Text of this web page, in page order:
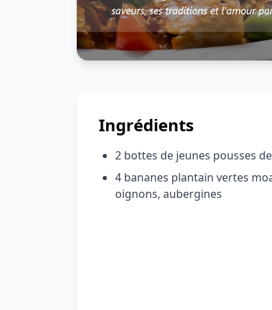
Ingrédients
2 bottes de jeunes pousses
4 bananes plantain vertes
oignons, aubergines